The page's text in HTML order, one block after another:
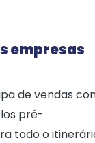
empresas
de vendas
pré-
todo o